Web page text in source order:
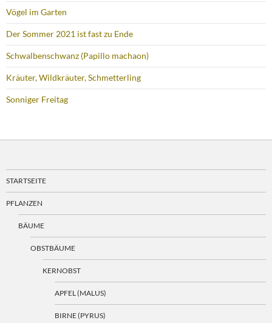
Vögel im Garten
Der Sommer 2021 ist fast zu Ende
Schwalbenschwanz (Papillo machaon)
Kräuter, Wildkräuter, Schmetterling
Sonniger Freitag
STARTSEITE
PFLANZEN
BÄUME
OBSTBÄUME
KERNOBST
APFEL (MALUS)
BIRNE (PYRUS)